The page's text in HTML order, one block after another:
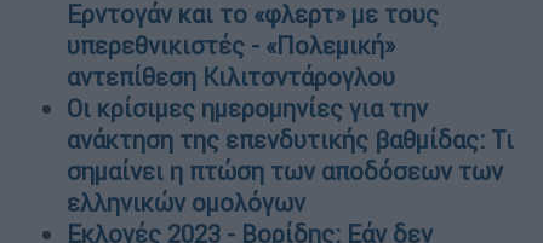
Ερντογάν και το «φλερτ» με τους
υπερεθνικιστές - «Πολεμική»
αντεπίθεση Κιλιτσντάρογλου
Οι κρίσιμες ημερομηνίες για την
ανάκτηση της επενδυτικής βαθμίδας: Τι
σημαίνει η πτώση των αποδόσεων των
ελληνικών ομολόγων
Εκλογές 2023 - Βορίδης: Εάν δεν